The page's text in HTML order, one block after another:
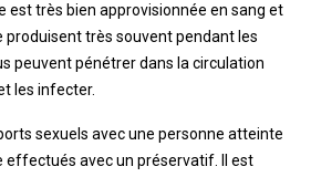
est très bien approvisionnée en sang et
produisent très souvent pendant les
peuvent pénétrer dans la circulation
les infecter.
sexuels avec une personne atteinte
effectués avec un préservatif. Il est